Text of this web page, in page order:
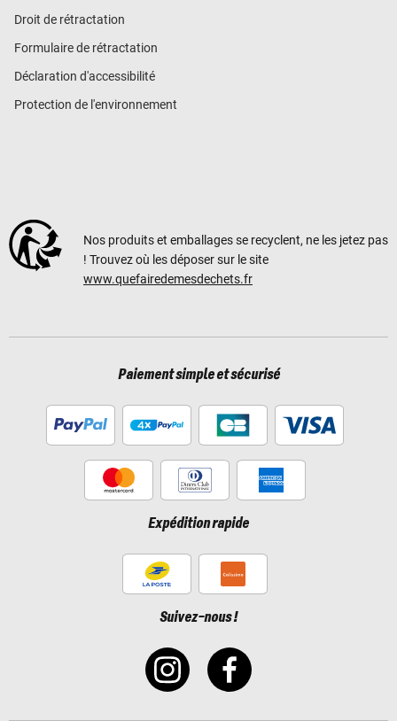
Droit de rétractation
Formulaire de rétractation
Déclaration d'accessibilité
Protection de l'environnement
Nos produits et emballages se recyclent, ne les jetez pas
! Trouvez où les déposer sur le site
www.quefairedemesdechets.fr
Paiement simple et sécurisé
Expédition rapide
Suivez-nous !